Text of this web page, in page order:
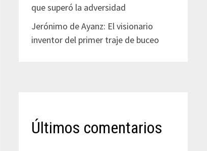
que superó la adversidad
Jerónimo de Ayanz: El visionario
inventor del primer traje de buceo
Últimos comentarios